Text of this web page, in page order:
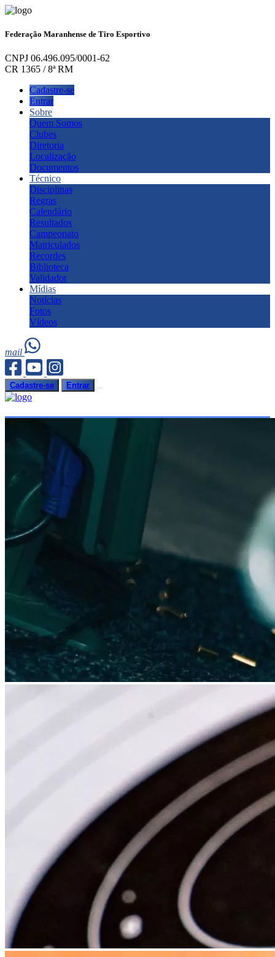
Federação Maranhense de Tiro Esportivo
CNPJ 06.496.095/0001-62
CR 1365 / 8ª RM
Cadastre-se
Entrar
Sobre
Quem Somos
Clubes
Diretoria
Localização
Documentos
Técnico
Disciplinas
Regras
Calendário
Resultados
Campeonato
Matriculados
Recordes
Biblioteca
Validador
Mídias
Notícias
Fotos
Vídeos
mail
Cadastre-se Entrar